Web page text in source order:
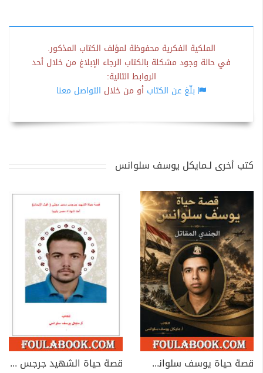
الملكية الفكرية محفوظة لمؤلف الكتاب المذكور.
في حالة وجود مشكلة بالكتاب الرجاء الإبلاغ من خلال أحد
الروابط التالية:
بلّغ عن الكتاب أو من خلال التواصل معنا
كتب أخرى لـمايكل يوسف سلوانس
قصة حياة يوسف سلوانس: الجندي المقاتل قصة حياة الشهيد جرجس سمير مجلي